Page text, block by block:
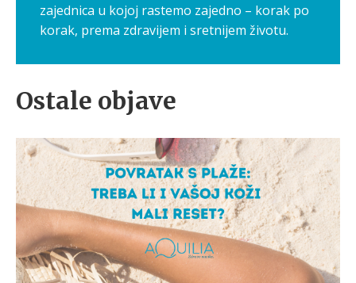
zajednica u kojoj rastemo zajedno – korak po
korak, prema zdravijem i sretnijem životu.
Ostale objave